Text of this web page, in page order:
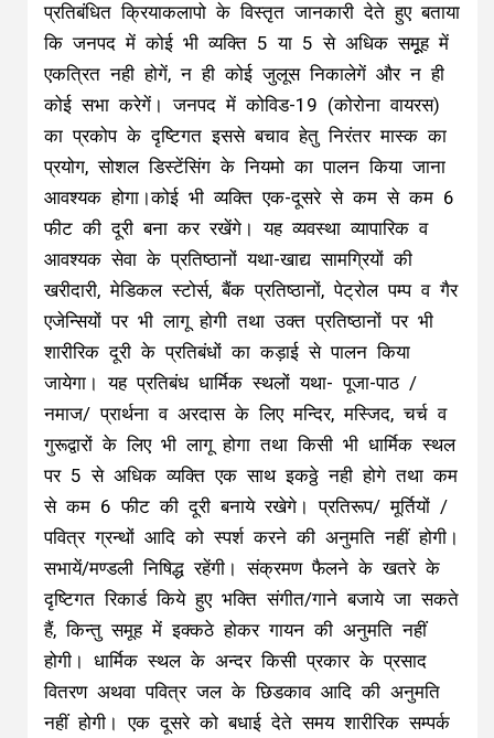
प्रतिबंधित क्रियाकलापो के विस्तृत जानकारी देते हुए बताया
कि जनपद में कोई भी व्यक्ति 5 या 5 से अधिक समूूह में
एकत्रित नही होगें, न ही कोई जुलूस निकालेगें और न ही
कोई सभा करेगें। जनपद में कोविड-19 (कोरोना वायरस)
का प्रकोप के दृष्टिगत इससे बचाव हेतु निरंतर मास्क का
प्रयोग, सोशल डिस्टेंसिंग के नियमो का पालन किया जाना
आवश्यक होगा।कोई भी व्यक्ति एक-दूसरे से कम से कम 6
फीट की दूरी बना कर रखेंगे। यह व्यवस्था व्यापारिक व
आवश्यक सेवा के प्रतिष्ठानों यथा-खाद्य सामग्रियों की
खरीदारी, मेडिकल स्टोर्स, बैंक प्रतिष्ठानों, पेट्रोल पम्प व गैर
एजेन्सियों पर भी लागू होगी तथा उक्त प्रतिष्ठानों पर भी
शारीरिक दूरी के प्रतिबंधों का कड़ाई से पालन किया
जायेगा। यह प्रतिबंध धार्मिक स्थलों यथा- पूजा-पाठ /
नमाज/ प्रार्थना व अरदास के लिए मन्दिर, मस्जिद, चर्च व
गुरूद्वारों के लिए भी लागू होगा तथा किसी भी धार्मिक स्थल
पर 5 से अधिक व्यक्ति एक साथ इकठ्ठे नही होगे तथा कम
से कम 6 फीट की दूरी बनाये रखेगे। प्रतिरूप/ मूर्तियों /
पवित्र ग्रन्थों आदि को स्पर्श करने की अनुमति नहीं होगी।
सभायें/मण्डली निषिद्ध रहेंगी। संक्रमण फैलने के खतरे के
दृष्टिगत रिकार्ड किये हुए भक्ति संगीत/गाने बजाये जा सकते
हैं, किन्तु समूह में इक्कठे होकर गायन की अनुमति नहीं
होगी। धार्मिक स्थल के अन्दर किसी प्रकार के प्रसाद
वितरण अथवा पवित्र जल के छिडकाव आदि की अनुमति
नहीं होगी। एक दूसरे को बधाई देते समय शारीरिक सम्पर्क